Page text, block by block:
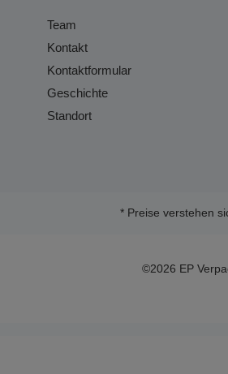
Team
Kontakt
Kontaktformular
Geschichte
Standort
* Preise verstehen
©2026 EP